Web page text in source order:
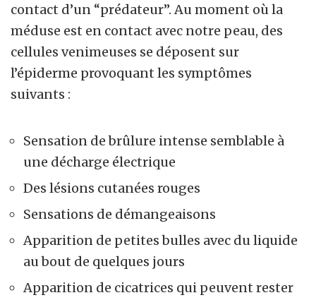
contact d’un “prédateur”. Au moment où la
méduse est en contact avec notre peau, des
cellules venimeuses se déposent sur
l’épiderme provoquant les symptômes
suivants :
Sensation de brûlure intense semblable à
une décharge électrique
Des lésions cutanées rouges
Sensations de démangeaisons
Apparition de petites bulles avec du liquide
au bout de quelques jours
Apparition de cicatrices qui peuvent rester